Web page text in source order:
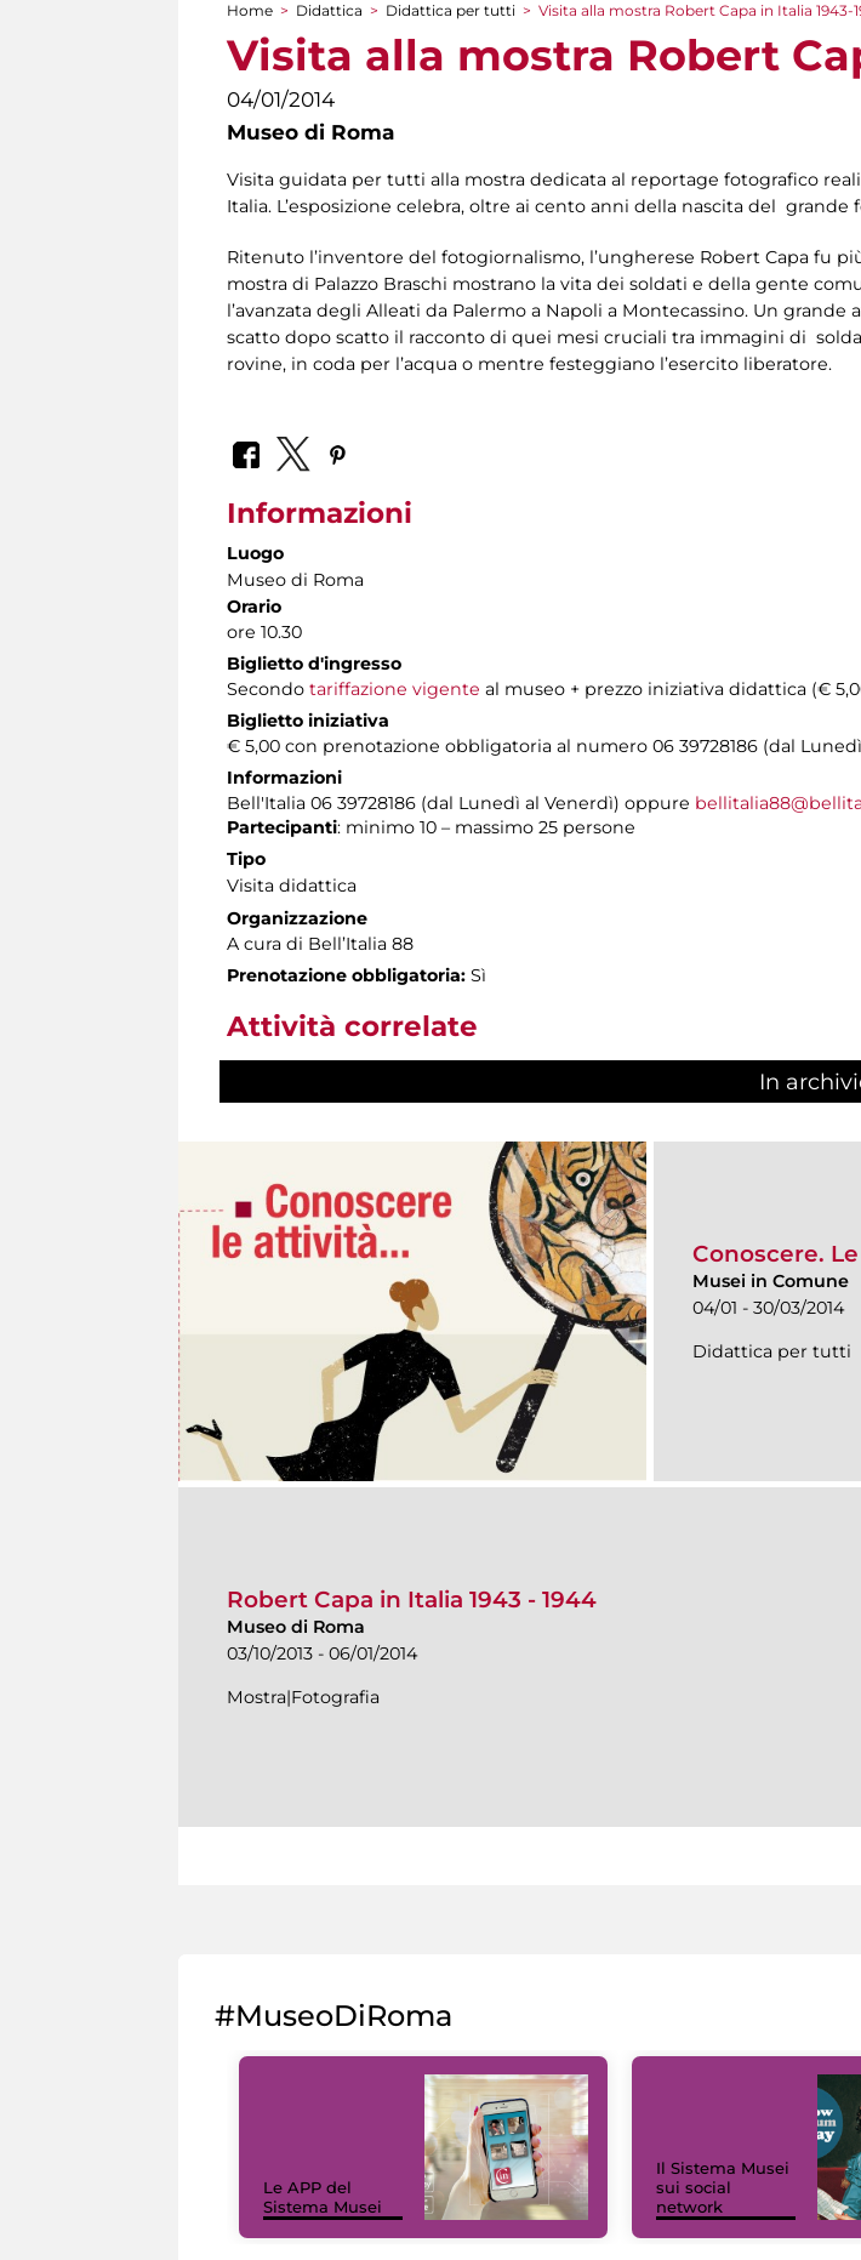
Tu sei qui
Home > Didattica > Didattica per tutti > Visita alla mostra Robert Capa in Italia 1943-
Visita alla mostra Robert
04/01/2014
Museo di Roma
Visita guidata per tutti alla mostra dedicata al reportage fotografico
Italia. L’esposizione celebra, oltre ai cento anni della nascita del
Ritenuto l’inventore del fotogiornalismo, l’ungherese Robert Capa fu
mostra di Palazzo Braschi mostrano la vita dei soldati e della gente
l’avanzata degli Alleati da Palermo a Napoli a Montecassino. Un
scatto dopo scatto il racconto di quei mesi cruciali tra immagini di
rovine, in coda per l’acqua o mentre festeggiano l’esercito liberatore.
Informazioni
Luogo
Museo di Roma
Orario
ore 10.30
Biglietto d'ingresso
Secondo tariffazione vigente al museo + prezzo iniziativa didattica (€
Biglietto iniziativa
€ 5,00 con prenotazione obbligatoria al numero 06 39728186 (dal
Informazioni
Bell'Italia 06 39728186 (dal Lunedì al Venerdì) oppure
Partecipanti: minimo 10 – massimo 25 persone
Tipo
Visita didattica
Organizzazione
A cura di Bell’Italia 88
Prenotazione obbligatoria: Sì
Attività correlate
In
Conoscere.
Musei in Comune
04/01 - 30/03/2014
Didattica per tutti
Robert Capa in Italia 1943 - 1944
Museo di Roma
03/10/2013 - 06/01/2014
Mostra|Fotografia
#MuseoDiRoma
Le APP del
Sistema Musei
Il Sistema Musei
sui social
network